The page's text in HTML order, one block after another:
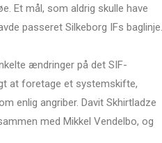
Et mål, som aldrig skulle have
passeret Silkeborg IFs baglinje.
ændringer på det SIF-
at foretage et systemskifte,
enlig angriber. Davit Skhirtladze
med Mikkel Vendelbo, og